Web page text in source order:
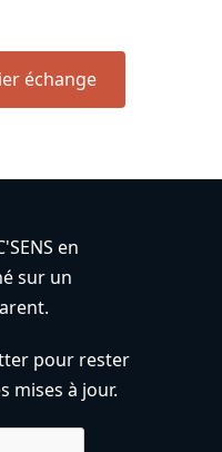
échange
pour rester
mises à jour.